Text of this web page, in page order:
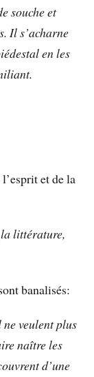
souche et
Il s’acharne
en les
et de la
littérature,
banalisés:
veulent plus
naître les
d’une